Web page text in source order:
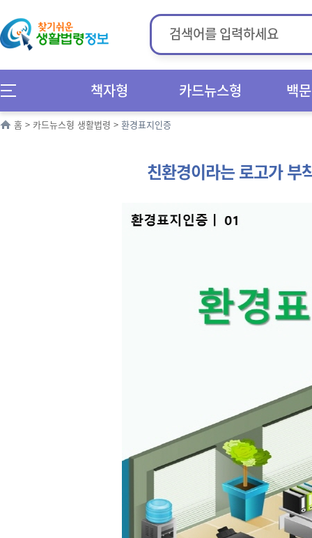
책자형 카드뉴스형 백
홈 > 카드뉴스형 생활법령 > 환경표지인증
친환경이라는 로고가 부